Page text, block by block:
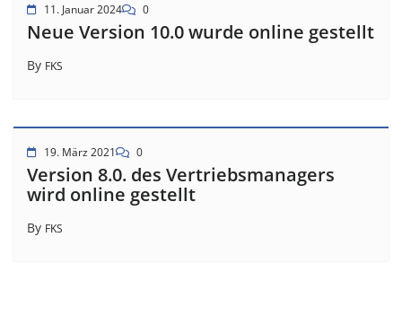
11. Januar 2024 0
Neue Version 10.0 wurde online gestellt
By FKS
19. März 2021 0
Version 8.0. des Vertriebsmanagers
wird online gestellt
By FKS